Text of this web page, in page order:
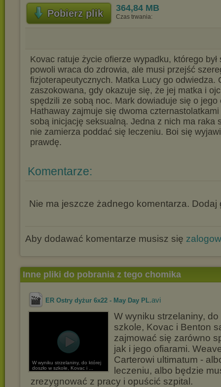
Pobierz plik 364,84 MB
Czas trwania:
Kovac ratuje życie ofierze wypadku, którego
powoli wraca do zdrowia, ale musi przejść
fizjoterapeutycznych. Matka Lucy go odwiedza.
zaszokowana, gdy okazuje się, że jej matka i
spędzili ze sobą noc. Mark dowiaduje się o jego
Hathaway zajmuje się dwoma
sobą inicjację seksualną. Jedna z nich ma raka
nie zamierza poddać się leczeniu. Boi się
prawdę.
Komentarze:
Nie ma jeszcze żadnego komentarza. Dodaj
Aby dodawać komentarze musisz się
Inne pliki do pobrania z tego chomika
ER Ostry dyżur 6x22 - May Day PL.avi
W wyniku strzelaniny, do której
doszło w szkole, Kovac i ...
W wyniku strzelaniny, do
szkole, Kovac i Benton
zajmować się zarówno
jak i jego ofiarami.
Carterowi ultimatum -
leczeniu, albo będzie
zrezygnować z pracy i opuścić szpital.